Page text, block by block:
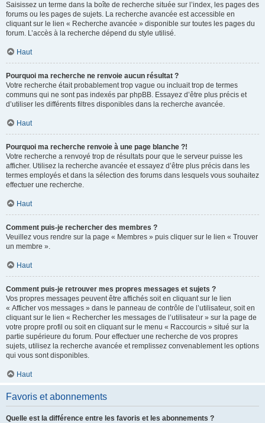
Saisissez un terme dans la boîte de recherche située sur l’index, les pages des
forums ou les pages de sujets. La recherche avancée est accessible en
cliquant sur le lien « Recherche avancée » disponible sur toutes les pages du
forum. L’accès à la recherche dépend du style utilisé.
Haut
Pourquoi ma recherche ne renvoie aucun résultat ?
Votre recherche était probablement trop vague ou incluait trop de termes
communs qui ne sont pas indexés par phpBB. Essayez d’être plus précis et
d’utiliser les différents filtres disponibles dans la recherche avancée.
Haut
Pourquoi ma recherche renvoie à une page blanche ?!
Votre recherche a renvoyé trop de résultats pour que le serveur puisse les
afficher. Utilisez la recherche avancée et essayez d’être plus précis dans les
termes employés et dans la sélection des forums dans lesquels vous souhaitez
effectuer une recherche.
Haut
Comment puis-je rechercher des membres ?
Veuillez vous rendre sur la page « Membres » puis cliquer sur le lien « Trouver
un membre ».
Haut
Comment puis-je retrouver mes propres messages et sujets ?
Vos propres messages peuvent être affichés soit en cliquant sur le lien
« Afficher vos messages » dans le panneau de contrôle de l’utilisateur, soit en
cliquant sur le lien « Rechercher les messages de l’utilisateur » sur la page de
votre propre profil ou soit en cliquant sur le menu « Raccourcis » situé sur la
partie supérieure du forum. Pour effectuer une recherche de vos propres
sujets, utilisez la recherche avancée et remplissez convenablement les options
qui vous sont disponibles.
Haut
Favoris et abonnements
Quelle est la différence entre les favoris et les abonnements ?